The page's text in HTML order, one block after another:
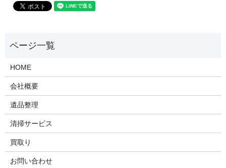
HOME
会社概要
遺品整理
清掃サービス
買取り
お問い合わせ